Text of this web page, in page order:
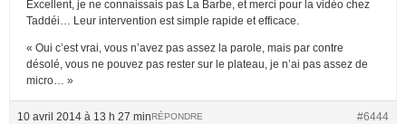
Excellent, je ne connaissais pas La Barbe, et merci pour la vidéo chez
Taddéi… Leur intervention est simple rapide et efficace.
« Oui c’est vrai, vous n’avez pas assez la parole, mais par contre
désolé, vous ne pouvez pas rester sur le plateau, je n’ai pas assez de
micro… »
10 avril 2014 à 13 h 27 min #6444
RÉPONDRE